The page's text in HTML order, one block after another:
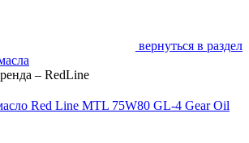
вернуться в раздел
– RedLine
Red Line MTL 75W80 GL-4 Gear Oil